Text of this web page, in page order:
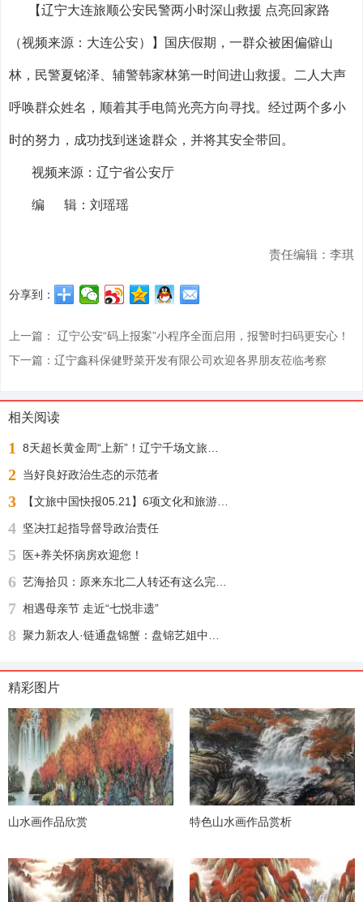
【辽宁大连旅顺公安民警两小时深山救援 点亮回家路
（视频来源：大连公安）】国庆假期，一群众被困偏僻山
林，民警夏铭泽、辅警韩家林第一时间进山救援。二人大声
呼唤群众姓名，顺着其手电筒光亮方向寻找。经过两个多小
时的努力，成功找到迷途群众，并将其安全带回。
视频来源：辽宁省公安厅
编 辑：刘瑶瑶
责任编辑：李琪
分享到：
上一篇： 辽宁公安“码上报案”小程序全面启用，报警时扫码更安心！
下一篇：辽宁鑫科保健野菜开发有限公司欢迎各界朋友莅临考察
相关阅读
1
2 当好良好政治生态的示范者
3
4 坚决扛起指导督导政治责任
5 医+养关怀病房欢迎您！
6
7 相遇母亲节 走近“七悦非遗”
8
精彩图片
山水画作品欣赏 特色山水画作品赏析